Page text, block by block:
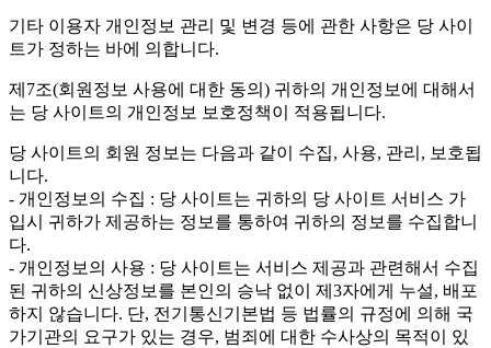
기타 이용자 개인정보 관리 및 변경 등에 관한 사항은 당 사이
트가 정하는 바에 의합니다.
제7조(회원정보 사용에 대한 동의) 귀하의 개인정보에 대해서
는 당 사이트의 개인정보 보호정책이 적용됩니다.
당 사이트의 회원 정보는 다음과 같이 수집, 사용, 관리, 보호됩
니다.
- 개인정보의 수집 : 당 사이트는 귀하의 당 사이트 서비스 가
입시 귀하가 제공하는 정보를 통하여 귀하의 정보를 수집합니
다.
- 개인정보의 사용 : 당 사이트는 서비스 제공과 관련해서 수집
된 귀하의 신상정보를 본인의 승낙 없이 제3자에게 누설, 배포
하지 않습니다. 단, 전기통신기본법 등 법률의 규정에 의해 국
가기관의 요구가 있는 경우, 범죄에 대한 수사상의 목적이 있